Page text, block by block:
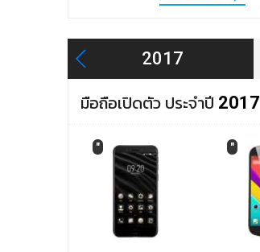
2017
มือถือเปิดตัว ประจำปี 2017
" "